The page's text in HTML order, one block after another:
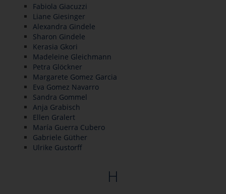
Fabiola Giacuzzi
Liane Giesinger
Alexandra Gindele
Sharon Gindele
Kerasia Gkori
Madeleine Gleichmann
Petra Glöckner
Margarete Gomez Garcia
Eva Gomez Navarro
Sandra Gommel
Anja Grabisch
Ellen Gralert
María Guerra Cubero
Gabriele Güther
Ulrike Gustorff
H